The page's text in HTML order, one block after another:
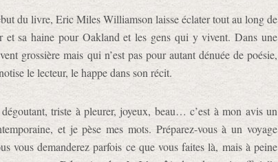
du livre, Eric Miles Williamson laisse éclater tout au long de
et sa haine pour Oakland et les gens qui y vivent. Dans une
grossière mais qui n’est pas pour autant dénuée de poésie,
le lecteur, le happe dans son récit.
triste à pleurer, joyeux, beau… c’est à mon avis un
et je pèse mes mots. Préparez-vous à un voyage
vous demanderez parfois ce que vous faites là, mais à peine